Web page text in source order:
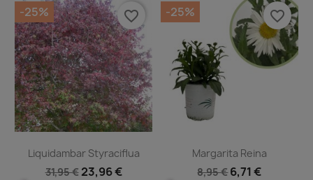
Liquidambar Styraciflua
31,95 € 23,96 €
-25% favorite_border
Margarita Reina
8,95 €6,71 €
-25% favorite_border